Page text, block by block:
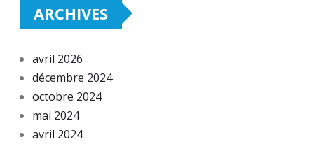
ARCHIVES
avril 2026
décembre 2024
octobre 2024
mai 2024
avril 2024